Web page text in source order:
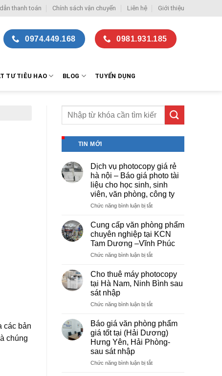
thanh toán Chính sách vận chuyển Liên hệ Giới thiệu
0974.449.168 0981.931.185
TƯ TIÊU HAO BLOG TUYỂN DỤNG
các bản
chúng
TIN MỚI
Dịch vụ photocopy giá rẻ
hà nội – Báo giá photo tài
liệu cho học sinh, sinh
viên, văn phòng, công ty
Chức năng bình luận bị tắtở
vụ
photocopy
giá
rẻ
hà
–
Báo
giá
tài
cho
học
sinh,
sinh
văn
Cung cấp văn phòng phẩm
chuyên nghiệp tại KCN
Tam Dương –Vĩnh Phúc
Chức năng bình luận bị tắtở
cấp
văn
phòng
chuyên
tại
KCN
Tam
Dương
Vĩnh
Cho thuê máy photocopy
tại Hà Nam, Ninh Bình sau
sát nhập
Chức năng bình luận bị tắtở
máy
photocopy
tại
Nam,
Báo giá văn phòng phẩm
giá tốt tại (Hải Dương)
Hưng Yên, Hải Phòng-
sau sát nhập
Chức năng bình luận bị tắtở